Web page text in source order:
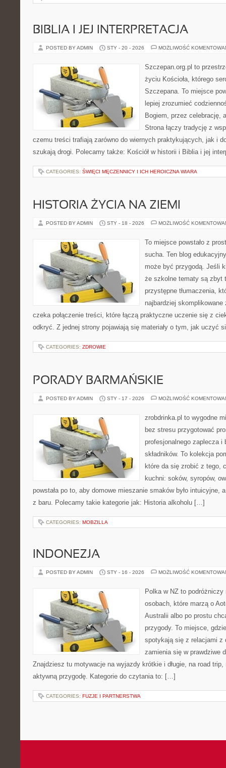
BIBLIA I JEJ INTERPRETACJA
POSTED BY ADMIN STY - 20 - 2026 MOŻLIWOŚĆ
Szczepan.org.pl to
życiu Kościoła, którego
Szczepana. To miejsce
lepiej zrozumieć
Bogiem, przez celebrację,
Strona łączy tradycję z
czemu treści trafiają zarówno do wiernych praktykujących, jak i
szukają drogi. Polecamy także: Kościół w historii i Biblia i jej
CATEGORIES: ŚWIĘCI MĘCZENNICY I ICH HEROICZNA WIARA
HISTORIA ŻYCIA NA ZIEMI
POSTED BY ADMIN STY - 18 - 2026 MOŻLIWOŚĆ
To miejsce powstało z
sucha. Ten blog
może być przygodą. Jeśli
że szkolne tematy są zbyt
przystępne tłumaczenia,
najbardziej
czeka połączenie treści, które łączą praktyczne uczenie się z
odkryć. Z jednej strony pojawiają się materiały o tym, jak uczyć
CATEGORIES: ZDROWIE
PORADY BARMAŃSKIE
POSTED BY ADMIN STY - 17 - 2026 MOŻLIWOŚĆ
zrobdrinka.pl to wygodne
bez stresu przygotować
profesjonalnego zaplecza i
składników. To kolekcja
które da się zrobić z tego,
kuchni: soków, syropów,
powstała po to, aby domowe mieszanie smaków było intuicyjne,
z baru. Polecamy takie kategorie jak: Historia alkoholu […]
CATEGORIES: MOBZILLA
INDONEZJA
POSTED BY ADMIN STY - 16 - 2026 MOŻLIWOŚĆ
Polka w NZ to
osobach, które marzą o
Australii albo po prostu
przygody. To miejsce,
spotykają się z relacjami z
zamienia się w prawdziwe
Znajdziesz tu motywacje na wyjazdy krótkie i długie, na road
aktywną przygodę. Kategorie do czytania to: […]
CATEGORIES: FUZJE I PARTNERSTWA